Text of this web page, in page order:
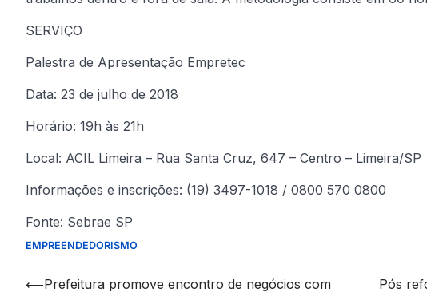
SERVIÇO
Palestra de Apresentação Empretec
Data: 23 de julho de 2018
Horário: 19h às 21h
Local: ACIL Limeira – Rua Santa Cruz, 647 – Centro – Limeira/SP
Informações e inscrições: (19) 3497-1018 / 0800 570 0800
Fonte: Sebrae SP
EMPREENDEDORISMO
Navegação
⟵Prefeitura promove encontro de negócios com
Pós